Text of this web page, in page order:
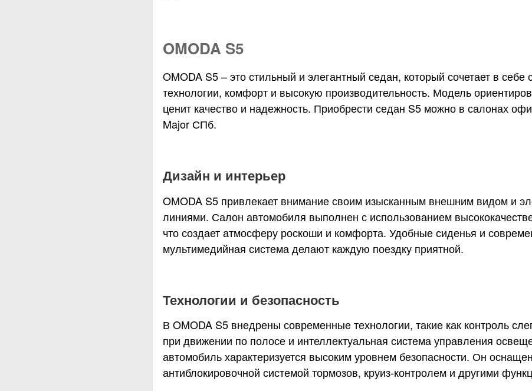
OMODA S5
OMODA S5 – это стильный и элегантный седан, который сочетает в
технологии, комфорт и высокую производительность. Модель
ценит качество и надежность. Приобрести седан S5 можно в салонах
Major СПб.
Дизайн и интерьер
OMODA S5 привлекает внимание своим изысканным внешним видом и
линиями. Салон автомобиля выполнен с использованием
что создает атмосферу роскоши и комфорта. Удобные сиденья и
мультимедийная система делают каждую поездку приятной.
Технологии и безопасность
В OMODA S5 внедрены современные технологии, такие как контроль
при движении по полосе и интеллектуальная система управления
автомобиль характеризуется высоким уровнем безопасности. Он оснащен
антиблокировочной системой тормозов, круиз-контролем и другими